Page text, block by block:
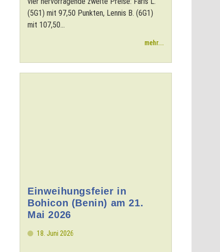
(5G1) mit 97,50 Punkten, Lennis B. (6G1)
mit 107,50...
mehr...
Einweihungsfeier in
Bohicon (Benin) am 21.
Mai 2026
18. Juni 2026